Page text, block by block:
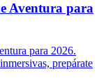
Aventura para
para 2026.
prepárate